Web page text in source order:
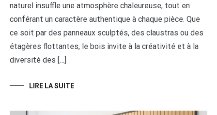
naturel insuffle une atmosphère chaleureuse, tout en
conférant un caractère authentique à chaque pièce. Que
ce soit par des panneaux sculptés, des claustras ou des
étagères flottantes, le bois invite à la créativité et à la
diversité des […]
LIRE LA SUITE